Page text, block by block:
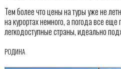
Тем более что цены на туры уже не
на курортах немного, а погода все
легкодоступные страны, идеально
РОДИНА